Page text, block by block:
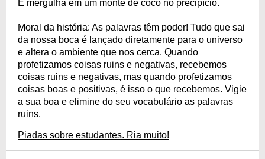
E mergulha em um monte de cocô no precipício.
Moral da história: As palavras têm poder! Tudo que sai
da nossa boca é lançado diretamente para o universo
e altera o ambiente que nos cerca. Quando
profetizamos coisas ruins e negativas, recebemos
coisas ruins e negativas, mas quando profetizamos
coisas boas e positivas, é isso o que recebemos. Vigie
a sua boa e elimine do seu vocabulário as palavras
ruins.
Piadas sobre estudantes. Ria muito!